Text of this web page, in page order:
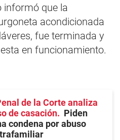
informó que la
acondicionada
fue terminada y
en funcionamiento.
de la Corte analiza
de casación
Piden
condena por abuso